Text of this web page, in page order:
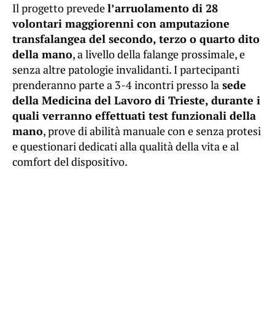
Il progetto prevedel’arruolamento di 28
volontari maggiorenni con amputazione
transfalangea del secondo, terzo o quarto dito
della mano, a livello della falange prossimale, e
senza altre patologie invalidanti. I partecipanti
prenderanno parte a 3-4 incontri presso la sede
della Medicina del Lavoro di Trieste, durante i
quali verranno effettuati test funzionali della
mano, prove di abilità manuale con e senza protesi
e questionari dedicati alla qualità della vita e al
comfort del dispositivo.